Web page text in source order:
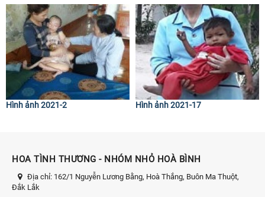
Hình ảnh 2021-2 Hình ảnh 2021-17
HOA TÌNH THƯƠNG - NHÓM NHỎ HOÀ BÌNH
Địa chỉ: 162/1 Nguyễn Lương Bằng, Hoà Thắng, Buôn Ma Thuột,
Đắk Lắk